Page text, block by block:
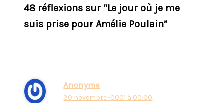
48 réflexions sur “Le jour où je me
suis prise pour Amélie Poulain”
Anonyme
30 novembre -0001 à 00:00